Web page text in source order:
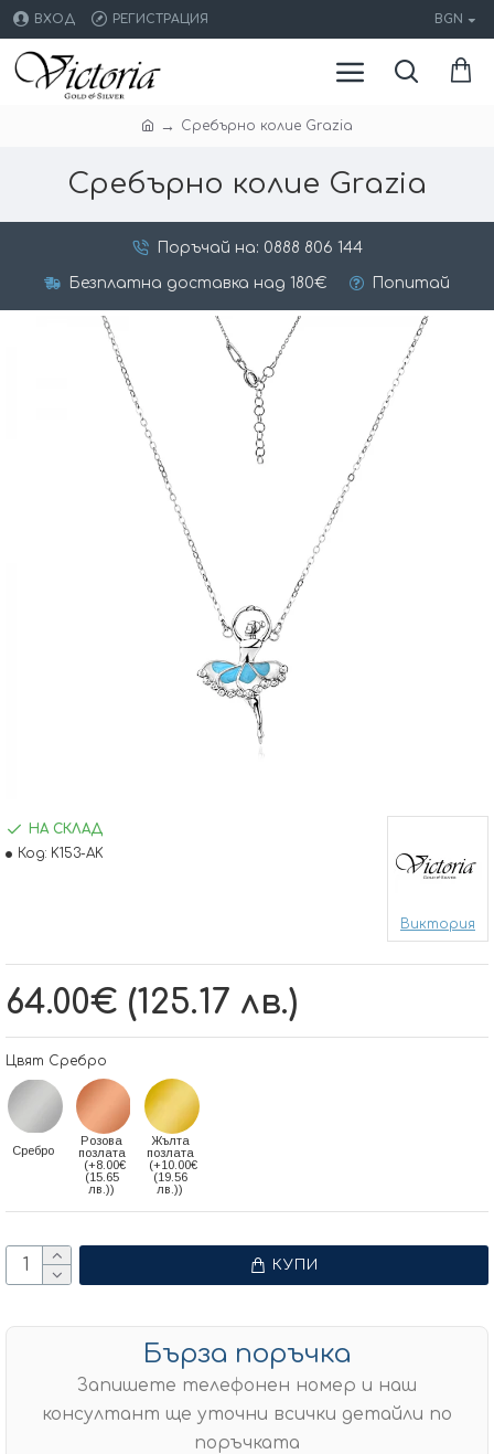
ВХОД РЕГИСТРАЦИЯ BGN
Сребърно колие Grazia
Сребърно колие Grazia
Поръчай на: 0888 806 144
Безплатна доставка над 180€ Попитай
64.00€ (125.17 лв.)
НА СКЛАД
Код: K153-AK
Виктория
Цвят Сребро
Сребро
Розова
позлата
(+8.00€
(15.65
лв.))
Жълта
позлата
(+10.00€
(19.56
лв.))
КУПИ
Бърза поръчка
Запишете телефонен номер и наш
консултант ще уточни всички детайли по
поръчката